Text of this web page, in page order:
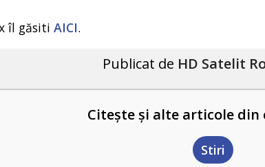
îl găsiti AICI.
Publicat de HD Satelit
Citește și alte articole din
Stiri